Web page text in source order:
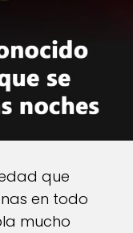
que
en todo
mucho